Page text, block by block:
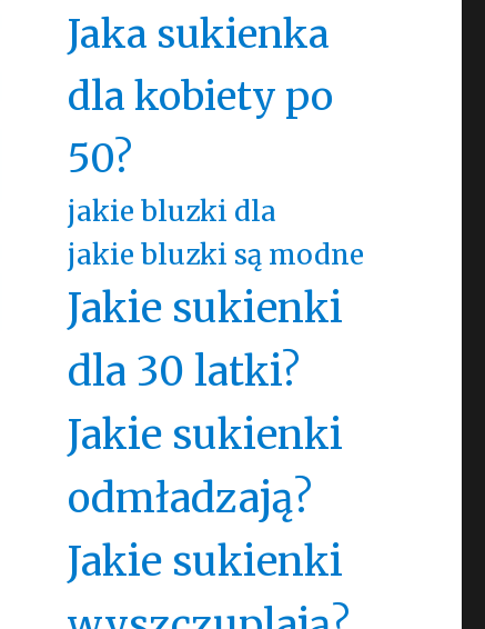
Jaka sukienka
dla kobiety po
50?
jakie bluzki dla
jakie bluzki są modne
Jakie sukienki
dla 30 latki?
Jakie sukienki
odmładzają?
Jakie sukienki